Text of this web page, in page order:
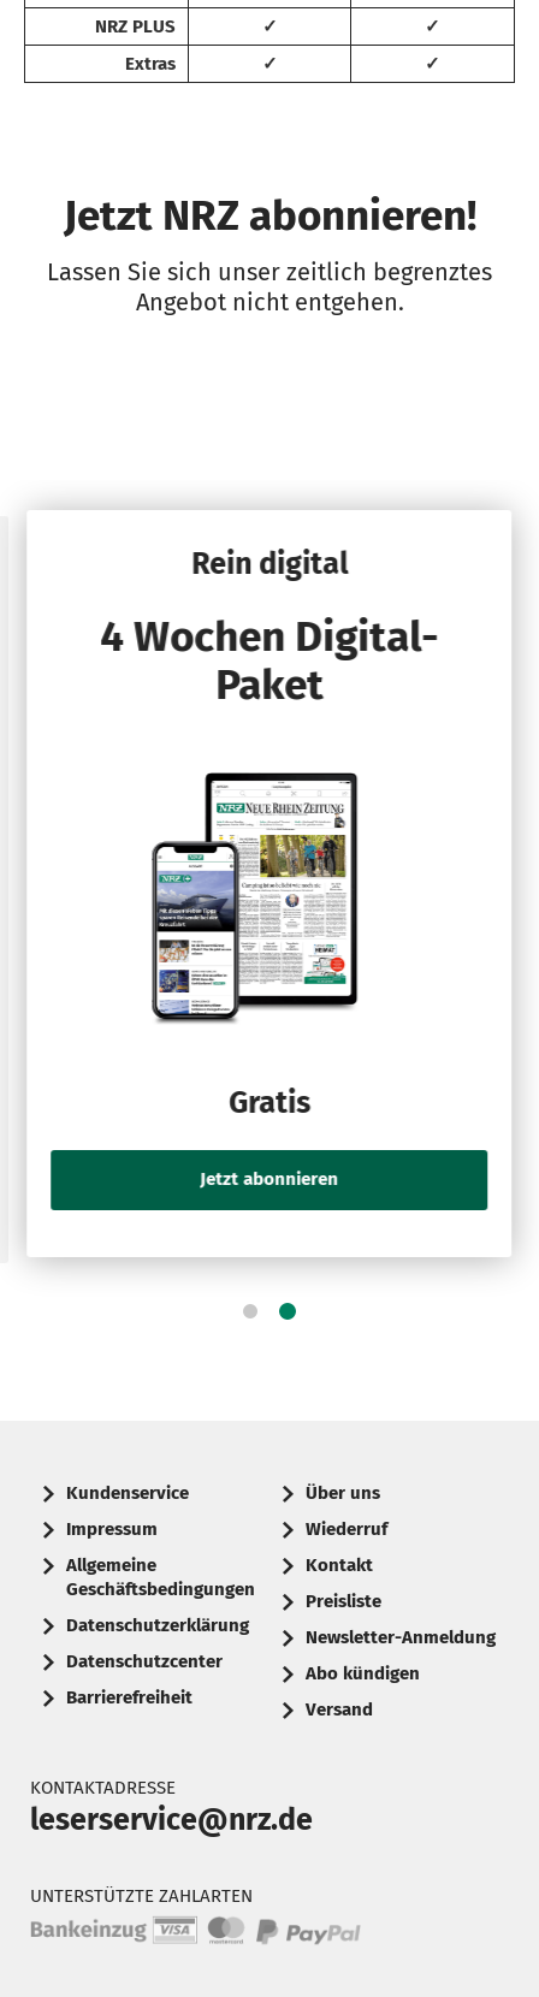
NRZ PLUS
✓
✓
Extras
✓ ✓
Jetzt NRZ abonnieren!
Lassen Sie sich unser zeitlich begrenztes
Angebot nicht entgehen.
Rein digital
4 Wochen Digital-
Paket
Gratis
Kundenservice
Impressum
Allgemeine
Geschäftsbedingungen
Datenschutzerklärung
Datenschutzcenter
Barrierefreiheit
Über uns
Wiederruf
Kontakt
Preisliste
Newsletter-Anmeldung
Abo kündigen
Versand
KONTAKTADRESSE
leserservice@nrz.de
UNTERSTÜTZTE ZAHLARTEN